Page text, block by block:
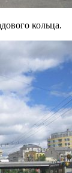
кольца.